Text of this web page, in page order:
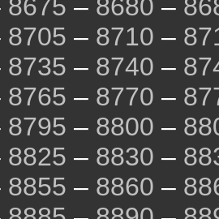
8675 – 8680 –
8705 – 8710 –
8735 – 8740 –
8765 – 8770 –
8795 – 8800 –
8825 – 8830 –
8855 – 8860 –